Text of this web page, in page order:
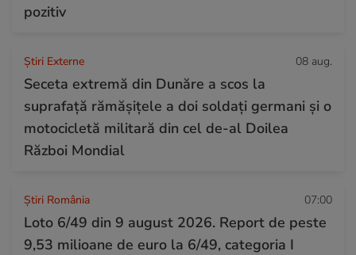
pozitiv
Știri Externe 08 aug.
Seceta extremă din Dunăre a scos la
suprafață rămășițele a doi soldați germani și o
motocicletă militară din cel de-al Doilea
Război Mondial
Știri România 07:00
Loto 6/49 din 9 august 2026. Report de peste
9,53 milioane de euro la 6/49, categoria I